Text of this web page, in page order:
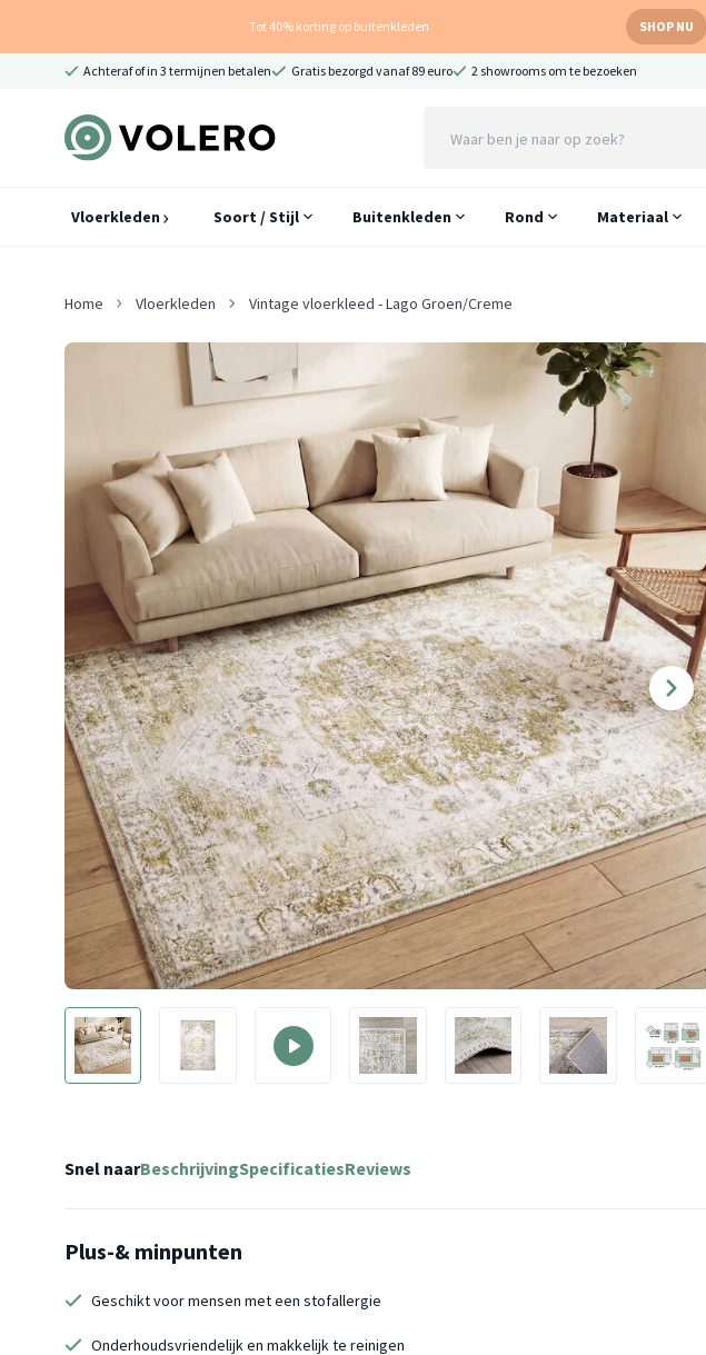
Tot 40% korting op buitenkleden SHOP NU
Achteraf of in 3 termijnen betalen Gratis bezorgd vanaf 89 euro 2 showrooms om te bezoeken
Vloerkleden Soort / Stijl Buitenkleden Rond Materiaal
Home Vloerkleden Vintage vloerkleed - Lago Groen/Creme
Snel naarBeschrijvingSpecificatiesReviews
Plus-& minpunten
Geschikt voor mensen met een stofallergie
Onderhoudsvriendelijk en makkelijk te reinigen